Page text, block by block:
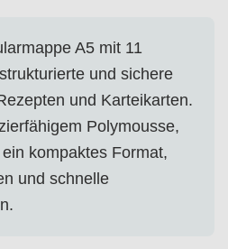
A5 mit 11
und sichere
und Karteikarten.
Polymousse,
kompaktes Format,
und schnelle